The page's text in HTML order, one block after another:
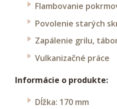
Flambovanie
Povolenie starých
Zapálenie grilu,
Vulkanizačné práce
Informácie o produkte:
Dĺžka: 170 mm